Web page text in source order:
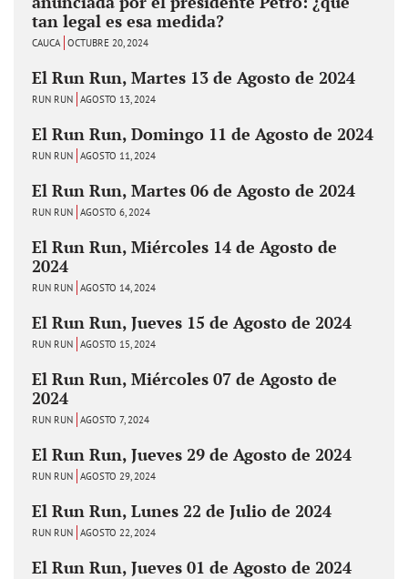
tan legal es esa medida?
CAUCA OCTUBRE 20, 2024
El Run Run, Martes 13 de Agosto de 2024
RUN RUN AGOSTO 13, 2024
El Run Run, Domingo 11 de Agosto de 2024
RUN RUN AGOSTO 11, 2024
El Run Run, Martes 06 de Agosto de 2024
RUN RUN AGOSTO 6, 2024
El Run Run, Miércoles 14 de Agosto de
2024
RUN RUN AGOSTO 14, 2024
El Run Run, Jueves 15 de Agosto de 2024
RUN RUN AGOSTO 15, 2024
El Run Run, Miércoles 07 de Agosto de
2024
RUN RUN AGOSTO 7, 2024
El Run Run, Jueves 29 de Agosto de 2024
RUN RUN AGOSTO 29, 2024
El Run Run, Lunes 22 de Julio de 2024
RUN RUN AGOSTO 22, 2024
El Run Run, Jueves 01 de Agosto de 2024